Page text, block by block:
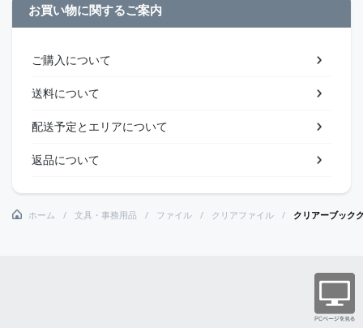
お買い物に関するご案内
ご購入について
送料について
配送予定とエリアについて
返品について
ホーム 文具・事務用品 ファイル クリアファイル クリアーブッ